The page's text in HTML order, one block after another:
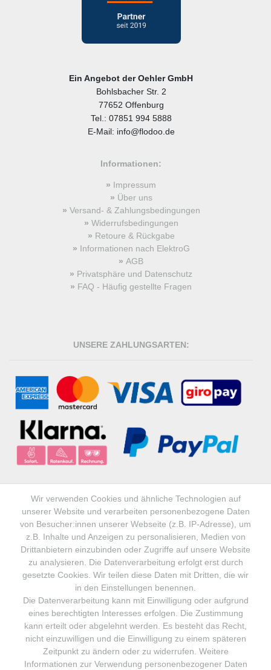
Ein Angebot der Oehler GmbH
Bohlsbacher Str. 2
77652 Offenburg
Tel.: 07851 994 5888
E-Mail: info@flodoo.de
Informationen:
Impressum
Über uns
Versand- & Zahlungsbedingungen
Widerrufsbedingungen
Retoure & Rückgabe
Informationen nach ElektroG
AGB
Privatsphäre und Datenschutz
FAQ - Häufig gestellte Fragen
UNSERE ZAHLUNGSARTEN:
UNSERE VERSANDPARTNER:
Wir verwenden Cookies und ähnliche Technologien auf
unserer Website und verarbeiten personenbezogene Daten
von Besucher:innen unserer Webseite (z.B. IP-Adresse), um
z.B. Inhalte und Anzeigen zu personalisieren, Medien von
Drittanbietern einzubinden oder Zugriffe auf unsere Website
zu analysieren. Die Datenverarbeitung erfolgt erst durch
gesetzte Cookies. Wir teilen diese Daten mit Dritten, die wir
in den Einstellungen benennen.
Die Datenverarbeitung kann mit Einwilligung oder aufgrund
eines berechtigten Interesses erfolgen. Die Zustimmung
kann erteilt oder abgelehnt werden. Es besteht das Recht,
nicht einzuwilligen und die Einwilligung zu einem späteren
Zeitpunkt zu ändern oder zu widerrufen. Weitere
Informationen zur Verwendung personenbezogener Daten